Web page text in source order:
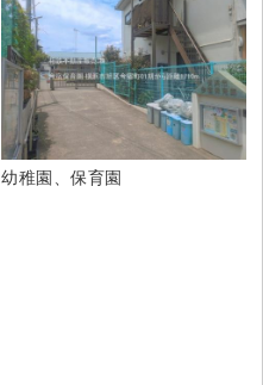
幼稚園、保育園